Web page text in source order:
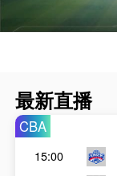
最新直播
CBA
15:00